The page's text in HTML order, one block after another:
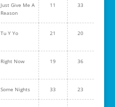
Just Give Me A
Reason
11 33
Tu Y Yo 21 20
Right Now 19 36
Some Nights 33 23